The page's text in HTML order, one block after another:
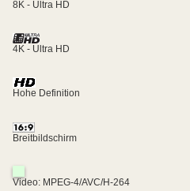
8K - Ultra HD
4K - Ultra HD
Hohe Definition
Breitbildschirm
Video: MPEG-4/AVC/H-264